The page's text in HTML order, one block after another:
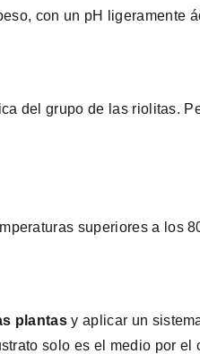
con un pH ligeramente
del grupo de las riolitas.
superiores a los
plantas y aplicar un
solo es el medio por